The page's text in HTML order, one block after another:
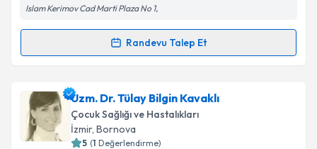
Kişisel verilerimin işlenmesine ilişkinAydınlatma
'ni okudum ve kişisel verilerimin belirtilen
kapsamda işlenmesini kabul ediyorum.
Takvim Talebini Gönder
Islam Kerimov Cad Marti Plaza No 1,
Randevu Talep Et
Randevu Takvimi Talebi
Prof. Dr. Damla Gökşeniçin randevu takvimi talebi
oluşturun. Size bu uzmandan randevu almanız için bir
takvim hazırlandığında e-posta ile bilgilendireceğiz.
Uzm. Dr. Tülay Bilgin Kavaklı
Çocuk Sağlığı ve Hastalıkları
İzmir, Bornova
5 (1 Değerlendirme)